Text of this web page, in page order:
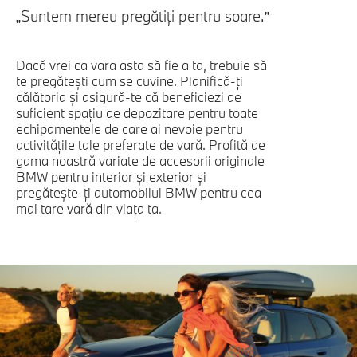
„Suntem mereu pregătiţi pentru soare.”
Dacă vrei ca vara asta să fie a ta, trebuie să
te pregăteşti cum se cuvine. Planifică-ţi
călătoria şi asigură-te că beneficiezi de
suficient spaţiu de depozitare pentru toate
echipamentele de care ai nevoie pentru
activităţile tale preferate de vară. Profită de
gama noastră variate de accesorii originale
BMW pentru interior şi exterior şi
pregăteşte-ţi automobilul BMW pentru cea
mai tare vară din viaţa ta.